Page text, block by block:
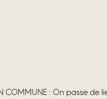
COMMUNE : On